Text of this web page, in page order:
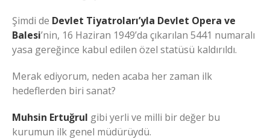
Şimdi de Devlet Tiyatroları’yla Devlet Opera ve
Balesi’nin, 16 Haziran 1949’da çıkarılan 5441 numaralı
yasa gereğince kabul edilen özel statüsü kaldırıldı.
Merak ediyorum, neden acaba her zaman ilk
hedeflerden biri sanat?
Muhsin Ertuğrul gibi yerli ve milli bir değer bu
kurumun ilk genel müdürüydü.